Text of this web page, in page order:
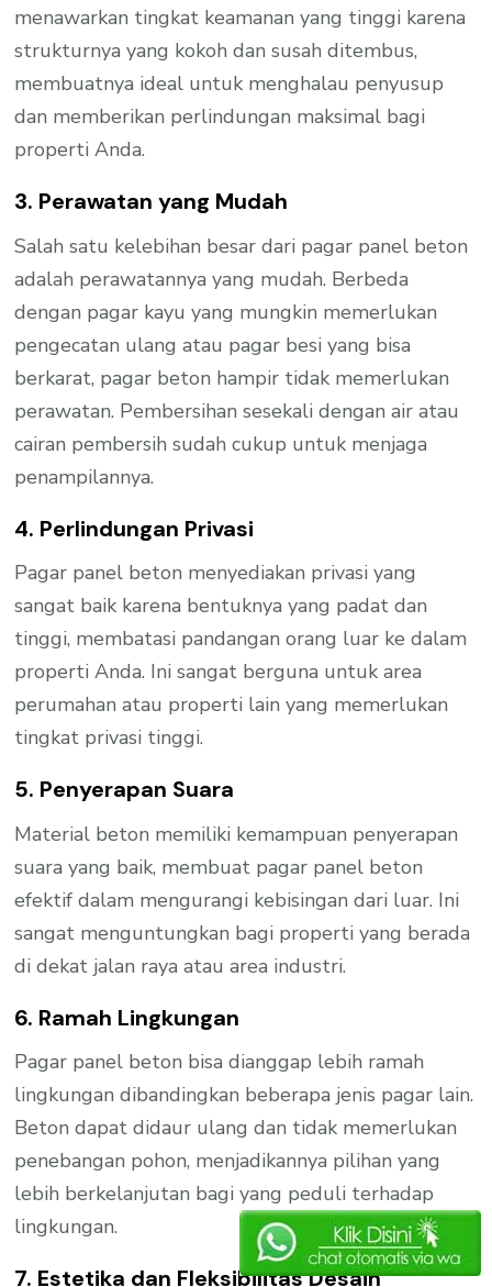
menawarkan tingkat keamanan yang tinggi karena
strukturnya yang kokoh dan susah ditembus,
membuatnya ideal untuk menghalau penyusup
dan memberikan perlindungan maksimal bagi
properti Anda.
3. Perawatan yang Mudah
Salah satu kelebihan besar dari pagar panel beton
adalah perawatannya yang mudah. Berbeda
dengan pagar kayu yang mungkin memerlukan
pengecatan ulang atau pagar besi yang bisa
berkarat, pagar beton hampir tidak memerlukan
perawatan. Pembersihan sesekali dengan air atau
cairan pembersih sudah cukup untuk menjaga
penampilannya.
4. Perlindungan Privasi
Pagar panel beton menyediakan privasi yang
sangat baik karena bentuknya yang padat dan
tinggi, membatasi pandangan orang luar ke dalam
properti Anda. Ini sangat berguna untuk area
perumahan atau properti lain yang memerlukan
tingkat privasi tinggi.
5. Penyerapan Suara
Material beton memiliki kemampuan penyerapan
suara yang baik, membuat pagar panel beton
efektif dalam mengurangi kebisingan dari luar. Ini
sangat menguntungkan bagi properti yang berada
di dekat jalan raya atau area industri.
6. Ramah Lingkungan
Pagar panel beton bisa dianggap lebih ramah
lingkungan dibandingkan beberapa jenis pagar lain.
Beton dapat didaur ulang dan tidak memerlukan
penebangan pohon, menjadikannya pilihan yang
lebih berkelanjutan bagi yang peduli terhadap
lingkungan.
7. Estetika dan Fleksibilitas Desain